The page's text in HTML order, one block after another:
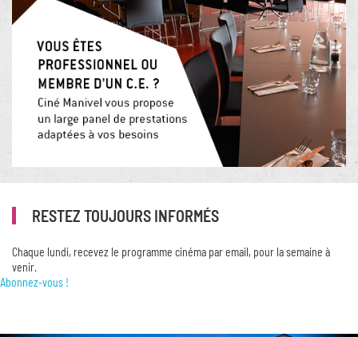
RESTEZ TOUJOURS INFORMÉS
Chaque lundi, recevez le programme cinéma par email, pour la semaine à
venir.
Abonnez-vous !